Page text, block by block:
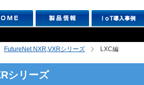
FutureNet NXR,VXRシリーズ LXC編
シリーズ